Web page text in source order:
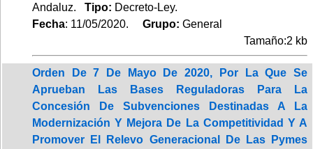
Andaluz. Tipo: Decreto-Ley.
Fecha: 11/05/2020. Grupo: General
Tamaño:2 kb
Orden De 7 De Mayo De 2020, Por La Que Se
Aprueban Las Bases Reguladoras Para La
Concesión De Subvenciones Destinadas A La
Modernización Y Mejora De La Competitividad Y A
Promover El Relevo Generacional De Las Pymes